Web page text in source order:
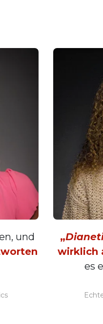
und
„
wirklich
es